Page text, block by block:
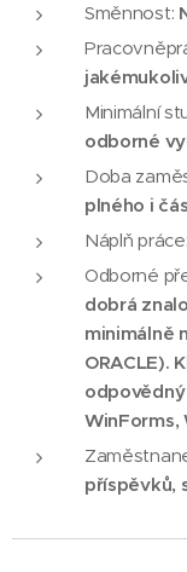
Směnnost:
Minimální
odborné
Doba
plného i
Náplň práce:
Odborné
dobrá
minimálně
ORACLE).
WinForms,
příspěvků,